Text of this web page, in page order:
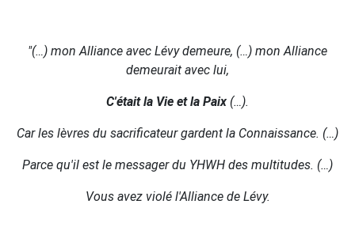
"(…) mon Alliance avec Lévy demeure, (…) mon Alliance
demeurait avec lui,
C'était la Vie et la Paix (…).
Car les lèvres du sacrificateur gardent la Connaissance. (…)
Parce qu'il est le messager du YHWH des multitudes. (…)
Vous avez violé l'Alliance de Lévy.